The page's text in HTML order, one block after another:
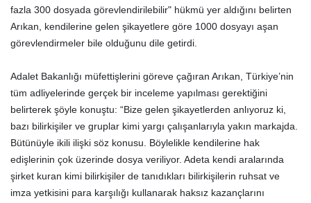
fazla 300 dosyada görevlendirilebilir" hükmü yer aldığını belirten
Arıkan, kendilerine gelen şikayetlere göre 1000 dosyayı aşan
görevlendirmeler bile olduğunu dile getirdi.
Adalet Bakanlığı müfettişlerini göreve çağıran Arıkan, Türkiye’nin
tüm adliyelerinde gerçek bir inceleme yapılması gerektiğini
belirterek şöyle konuştu: “Bize gelen şikayetlerden anlıyoruz ki,
bazı bilirkişiler ve gruplar kimi yargı çalışanlarıyla yakın markajda.
Bütünüyle ikili ilişki söz konusu. Böylelikle kendilerine hak
edişlerinin çok üzerinde dosya veriliyor. Adeta kendi aralarında
şirket kuran kimi bilirkişiler de tanıdıkları bilirkişilerin ruhsat ve
imza yetkisini para karşılığı kullanarak haksız kazançlarını